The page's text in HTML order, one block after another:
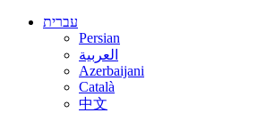
עברית
Persian
العربية
Azerbaijani
Català
中文